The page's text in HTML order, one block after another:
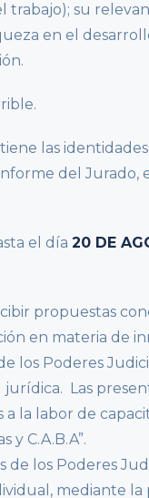
su
en el
las
del Jurado,
el día 20 DE
propuestas
en materia de
los Poderes
Las
la labor de
y C.A.B.A”.
de los Poderes
mediante